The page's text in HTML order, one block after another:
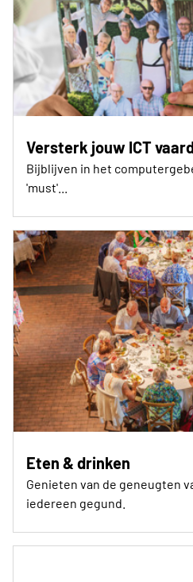
Versterk jouw ICT
Bijblijven in het
'must'...
Eten & drinken
Genieten van de geneugten
iedereen gegund.